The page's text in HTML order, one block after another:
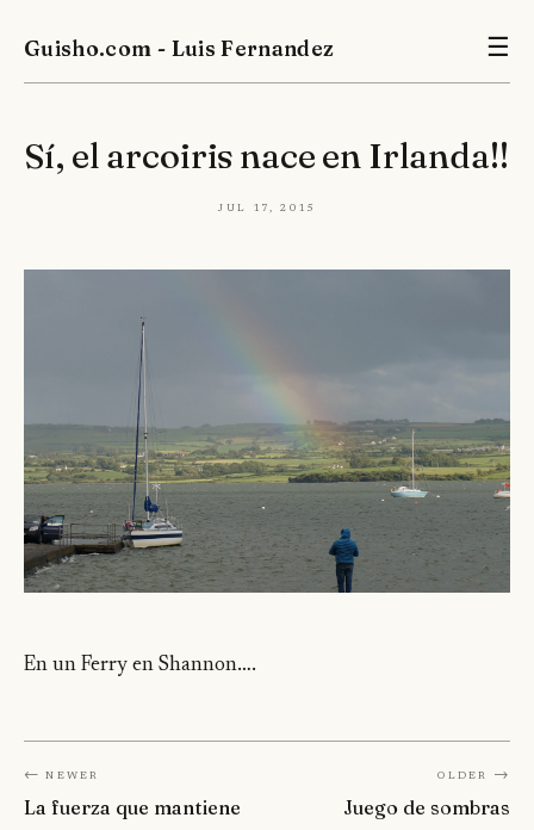
Guisho.com - Luis Fernandez ☰
Sí, el arcoiris nace en Irlanda!!
Jul 17, 2015
En un Ferry en Shannon….
← Newer
La fuerza que mantiene
Older →
Juego de sombras